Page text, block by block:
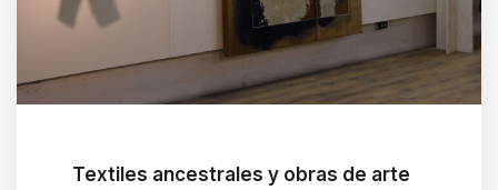
Textiles ancestrales y obras de arte